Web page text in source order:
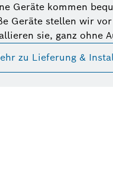
Geräte kommen
Geräte stellen wir
sie, ganz ohne
zu Lieferung &